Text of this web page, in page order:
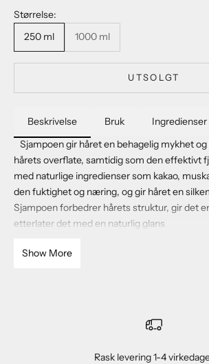
Størrelse:
250 ml
1000 ml
UTSOLGT
Beskrivelse Bruk
Ingredienser
Sjampoen gir håret en behagelig mykhet
hårets overflate, samtidig som den effektivt
med naturlige ingredienser som kakao,
den fuktighet og næring, og gir håret en
Sjampoen forbedrer hårets struktur, gir det
etterlater det med en naturlig glans
Show More
Rask levering 1-4